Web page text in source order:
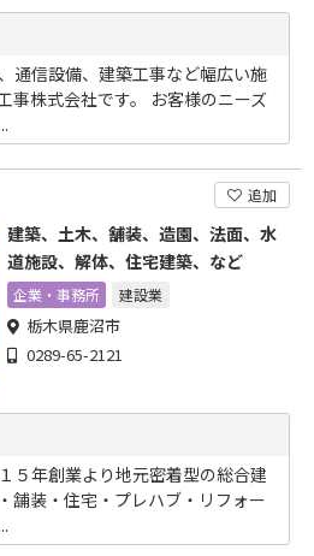
通信設備、建築工事など幅広い施
事株式会社です。 お客様のニーズ
追加
建築、土木、舗装、造園、法面、水
道施設、解体、住宅建築、など
企業・事務所 建設業
栃木県鹿沼市
0289-65-2121
５年創業より地元密着型の総合建
舗装・住宅・プレハブ・リフォー